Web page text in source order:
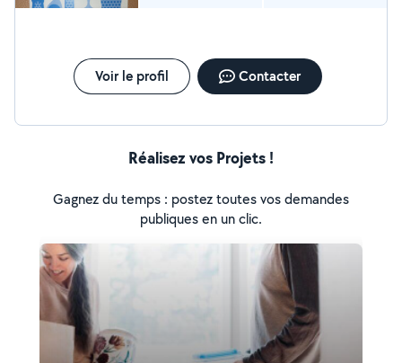
Voir le profil Contacter
Réalisez vos Projets !
Gagnez du temps : postez toutes vos demandes
publiques en un clic.